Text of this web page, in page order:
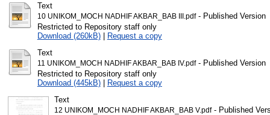
Text
10 UNIKOM_MOCH NADHIF AKBAR_BAB III.pdf- Published Version
Restricted to Repository staff only
Download (260kB)|
Request a copy
Text
11 UNIKOM_MOCH NADHIF AKBAR_BAB IV.pdf- Published Version
Restricted to Repository staff only
Download (445kB)|
Request a copy
Text
12 UNIKOM_MOCH NADHIF AKBAR_BAB V.pdf- Published